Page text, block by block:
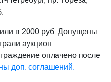
в 2000 руб. Допущены
аукцион
оплачено после
доп. соглашений.